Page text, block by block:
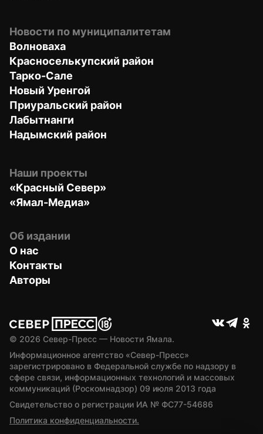
Новости по муниципалитетам
Волноваха
Красноселькупский район
Тарко-Сале
Новый Уренгой
Приуральский район
Лабытнанги
Надымский район
Наши проекты
«Красный Север»
«Ямал-Медиа»
Об издании
О нас
Контакты
Авторы
© 2026 Север-Пресс — Новости Ямала.
Информационное агентство «Север-Пресс»
зарегистрировано в Федеральной службе по надзору в
сфере связи, информационных технологий и массовых
коммуникаций (Роскомнадзор) 09 июля 2013 года
Свидетельство о регистрации ИА № ФС77-54686
Политика конфиденциальности.